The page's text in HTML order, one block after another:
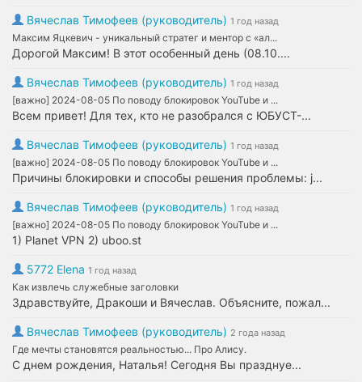
Вячеслав Тимофеев (руководитель) 1 год назад
Максим Яцкевич - уникальный стратег и ментор с «ал...
Дорогой Максим! В этот особенный день (08.10....
Вячеслав Тимофеев (руководитель) 1 год назад
[важно] 2024-08-05 По поводу блокировок YouTube и ...
Всем привет! Для тех, кто не разобрался с ЮБУСТ-...
Вячеслав Тимофеев (руководитель) 1 год назад
[важно] 2024-08-05 По поводу блокировок YouTube и ...
Причины блокировки и способы решения проблемы: j...
Вячеслав Тимофеев (руководитель) 1 год назад
[важно] 2024-08-05 По поводу блокировок YouTube и ...
1) Planet VPN 2) uboo.st
5772 Elena 1 год назад
Как извлечь служебные заголовки
Здравствуйте, Дракоши и Вячеслав. Объясните, пожал...
Вячеслав Тимофеев (руководитель) 2 года назад
Где мечты становятся реальностью... Про Алису.
С днем рождения, Наталья! Сегодня Вы празднуе...